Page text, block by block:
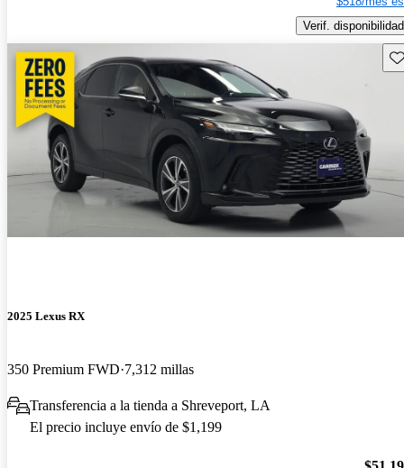
Verif. disponibilidad
2025 Lexus RX
350 Premium FWD 7,312 millas
Transferencia a la tienda a Shreveport, LA
El precio incluye envío de $1,199